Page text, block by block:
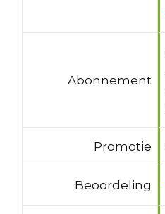
Abonnement
Promotie
Beoordeling